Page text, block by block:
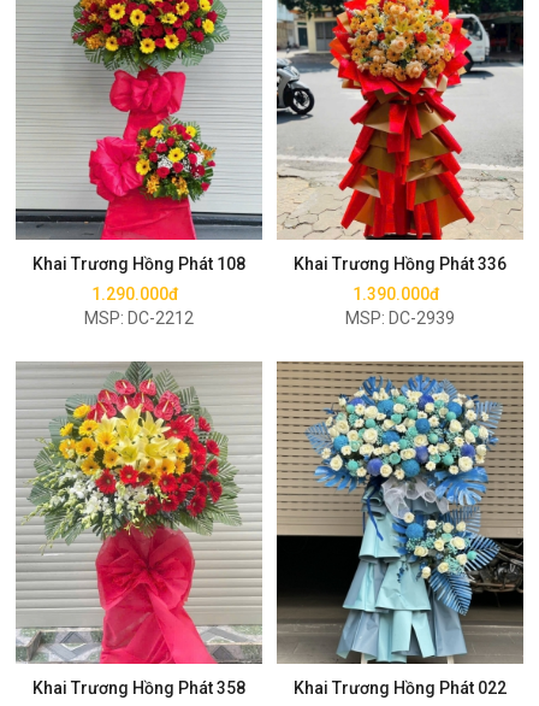
Khai Trương Hồng Phát 108
1.290.000đ
MSP: DC-2212
Mua ngay
Khai Trương Hồng Phát 336
1.390.000đ
MSP: DC-2939
Mua ngay
Khai Trương Hồng Phát 358
Mua ngay
Khai Trương Hồng Phát 022
Mua ngay